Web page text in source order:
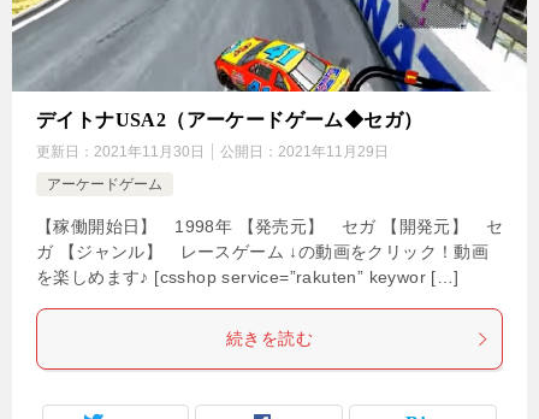
デイトナUSA2（アーケードゲーム◆セガ）
更新日： 2021年11月30日 公開日： 2021年11月29日
アーケードゲーム
【稼働開始日】 1998年 【発売元】 セガ 【開発元】 セ
ガ 【ジャンル】 レースゲーム ↓の動画をクリック！動画
を楽しめます♪ [csshop service=”rakuten” keywor […]
続きを読む